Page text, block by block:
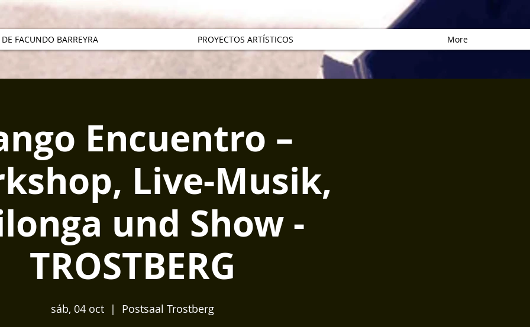
FACUNDO BARREYRA PROYECTOS ARTÍSTICOS More
Encuentro –
Live-Musik,
und Show -
TROSTBERG
sáb, 04 oct
  |
Postsaal Trostberg